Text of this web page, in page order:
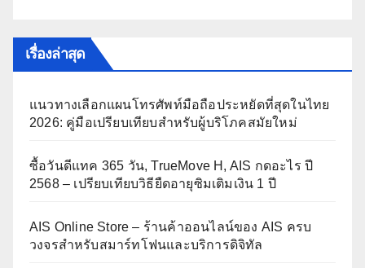
เรื่องล่าสุด
แนวทางเลือกแผนโทรศัพท์มือถือประหยัดที่สุดในไทย
2026: คู่มือเปรียบเทียบสำหรับผู้บริโภคสมัยใหม่
ซื้อวันดีแทค 365 วัน, TrueMove H, AIS กดอะไร ปี
2568 – เปรียบเทียบวิธียืดอายุซิมเติมเงิน 1 ปี
AIS Online Store – ร้านค้าออนไลน์ของ AIS ครบ
วงจรสำหรับสมาร์ทโฟนและบริการดิจิทัล